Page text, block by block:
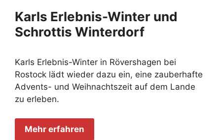
Karls Erlebnis-Winter und
Schrottis Winterdorf
Karls Erlebnis-Winter in Rövershagen bei
Rostock lädt wieder dazu ein, eine zauberhafte
Advents- und Weihnachtszeit auf dem Lande
zu erleben.
Mehr erfahren